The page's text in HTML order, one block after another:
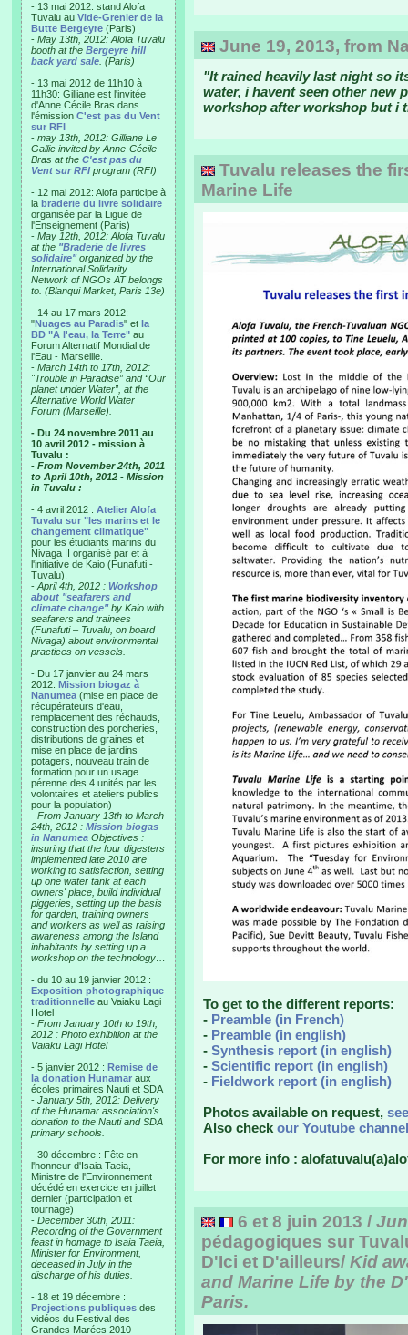
- 13 mai 2012: stand Alofa
Tuvalu au Vide-Grenier de la
Butte Bergeyre (Paris)
- May 13th, 2012: Alofa Tuvalu
booth at the Bergeyre hill
back yard sale . (Paris)
- 13 mai 2012 de 11h10 à
11h30: Gilliane est l'invitée
d'Anne Cécile Bras dans
l'émission C'est pas du Vent
sur RFI
- may 13th, 2012: Gilliane Le
Gallic invited by Anne-Cécile
Bras at the C'est pas du
Vent sur RFI program (RFI)
- 12 mai 2012: Alofa participe à
la braderie du livre solidaire
organisée par la Ligue de
l'Enseignement (Paris)
- May 12th, 2012: Alofa Tuvalu
at the "Braderie de livres
solidaire"organized by the
International Solidarity
Network of NGOs AT belongs
to. (Blanqui Market, Paris 13e)
- 14 au 17 mars 2012:
"Nuages au Paradis" et la
BD "A l'eau, la Terre" au
Forum Alternatif Mondial de
l'Eau - Marseille.
- March 14th to 17th, 2012:
"Trouble in Paradise” and “Our
planet under Water”, at the
Alternative World Water
Forum (Marseille).
- Du 24 novembre 2011 au
10 avril 2012 - mission à
Tuvalu :
- From November 24th, 2011
to April 10th, 2012 - Mission
in Tuvalu :
- 4 avril 2012 : Atelier Alofa
Tuvalu sur "les marins et le
changement climatique"
pour les étudiants marins du
Nivaga II organisé par et à
l'initiative de Kaio (Funafuti -
Tuvalu).
- April 4th, 2012 : Workshop
about "seafarers and
climate change"by Kaio with
seafarers and trainees
(Funafuti – Tuvalu, on board
Nivaga) about environmental
practices on vessels.
- Du 17 janvier au 24 mars
2012: Mission biogaz à
Nanumea (mise en place de
récupérateurs d'eau,
remplacement des réchauds,
construction des porcheries,
distributions de graines et
mise en place de jardins
potagers, nouveau train de
formation pour un usage
pérenne des 4 unités par les
volontaires et ateliers publics
pour la population)
- From January 13th to March
24th, 2012 : Mission biogas
in Nanumea Objectives :
insuring that the four digesters
implemented late 2010 are
working to satisfaction, setting
up one water tank at each
owners' place, build individual
piggeries, setting up the basis
for garden, training owners
and workers as well as raising
awareness among the Island
inhabitants by setting up a
workshop on the technology…
- du 10 au 19 janvier 2012 :
Exposition photographique
traditionnelle au Vaiaku Lagi
Hotel
- From January 10th to 19th,
2012 : Photo exhibition at the
Vaiaku Lagi Hotel
- 5 janvier 2012 : Remise de
la donation Hunamar aux
écoles primaires Nauti et SDA
- January 5th, 2012: Delivery
of the Hunamar association's
donation to the Nauti and SDA
primary schools.
- 30 décembre : Fête en
l'honneur d'Isaia Taeia,
Ministre de l'Environnement
décédé en exercice en juillet
dernier (participation et
tournage)
- December 30th, 2011:
Recording of the Government
feast in homage to Isaia Taeia,
Minister for Environment,
deceased in July in the
discharge of his duties.
- 18 et 19 décembre :
Projections publiques des
vidéos du Festival des
Grandes Marées 2010
June 19, 2013, from
"It rained heavily last night so
water, i havent seen other new
workshop after workshop but i
Tuvalu releases the
Marine Life
To get to the different reports:
- Preamble (in French)
- Preamble (in english)
- Synthesis report (in english)
- Scientific report (in english)
- Fieldwork report (in english)
Photos available on request, see
Also check our Youtube channel
For more info :
6 et 8 juin 2013 /
pédagogiques sur
D'Ici et D'ailleurs/ Kid
and Marine Life by the
Paris.